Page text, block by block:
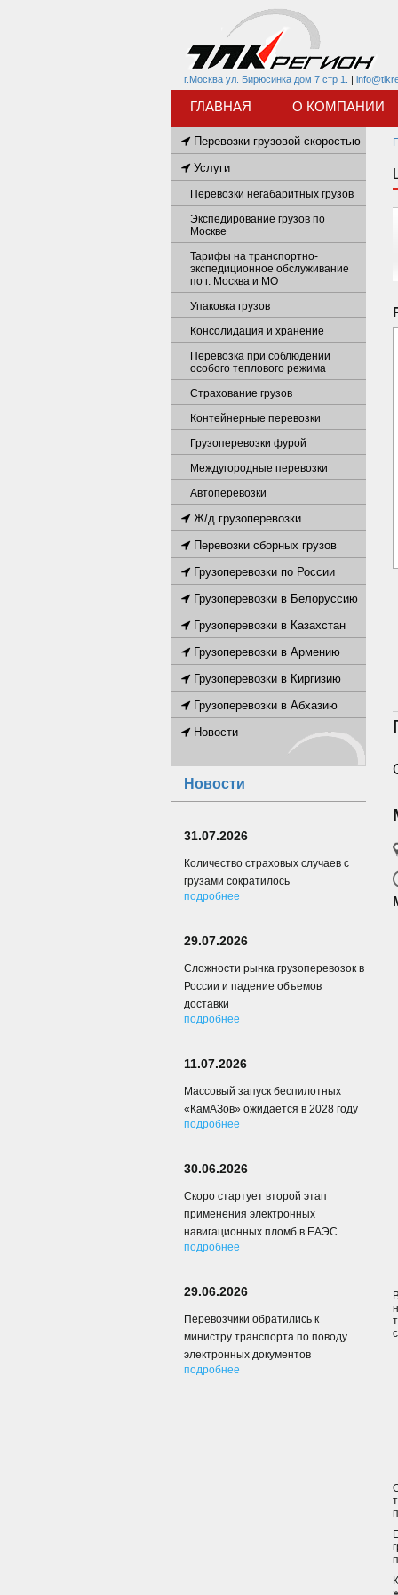
г.Москва ул. Бирюсинка дом 7 стр 1. |
ГЛАВНАЯ О КОМПАНИИ
Перевозки грузовой скоростью
Услуги
Перевозки негабаритных грузов
Экспедирование грузов по
Москве
Тарифы на транспортно-
экспедиционное обслуживание
по г. Москва и МО
Упаковка грузов
Консолидация и хранение
Перевозка при соблюдении
особого теплового режима
Страхование грузов
Контейнерные перевозки
Грузоперевозки фурой
Междугородные перевозки
Автоперевозки
Ж/д грузоперевозки
Перевозки сборных грузов
Грузоперевозки по России
Грузоперевозки в Белоруссию
Грузоперевозки в Казахстан
Грузоперевозки в Армению
Грузоперевозки в Киргизию
Грузоперевозки в Абхазию
Новости
Новости
31.07.2026
Количество страховых случаев с
грузами сократилось
подробнее
29.07.2026
Сложности рынка грузоперевозок в
России и падение объемов
доставки
подробнее
11.07.2026
Массовый запуск беспилотных
«КамАЗов» ожидается в 2028 году
подробнее
30.06.2026
Скоро стартует второй этап
применения электронных
навигационных пломб в ЕАЭС
подробнее
29.06.2026
Перевозчики обратились к
министру транспорта по поводу
электронных документов
подробнее